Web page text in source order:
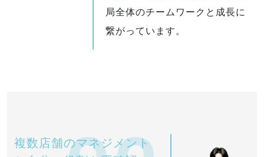
局全体のチームワークと成長に
繋がっています。
複数店舗のマネジメント